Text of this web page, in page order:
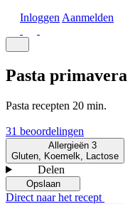
Inloggen Aanmelden
Pasta primavera
Pasta recepten 20 min.
31 beoordelingen
Allergieën 3
Gluten, Koemelk, Lactose
Delen
Opslaan
Direct naar het recept